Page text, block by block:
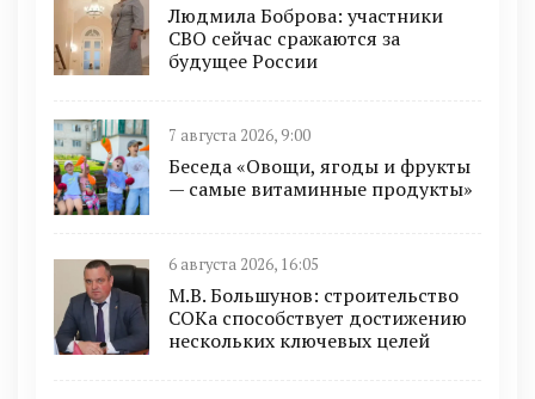
Людмила Боброва: участники
СВО сейчас сражаются за
будущее России
7 августа 2026, 9:00
Беседа «Овощи, ягоды и фрукты
— самые витаминные продукты»
6 августа 2026, 16:05
М.В. Большунов: строительство
СОКа способствует достижению
нескольких ключевых целей